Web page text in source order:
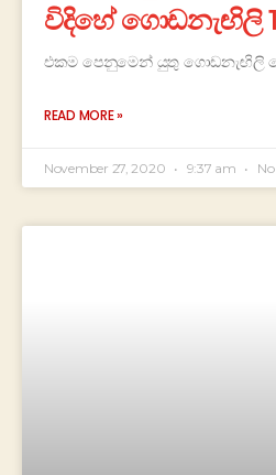
විදිහේ ගොඩනැඟිලි
එකම පෙනුමෙන් යුතු ගොඩනැඟිලි
READ MORE »
November 27, 2020 9:37 am